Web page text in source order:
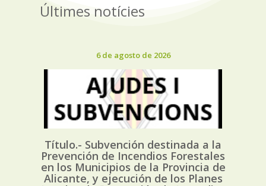
Últimes notícies
6 de agosto de 2026
Título.- Subvención destinada a la
Prevención de Incendios Forestales
en los Municipios de la Provincia de
Alicante, y ejecución de los Planes